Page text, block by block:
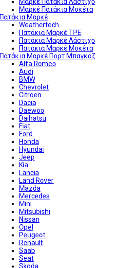
Μαρκέ Πατάκια Μοκέτα
Πατάκια Μαρκέ
Weathertech
Πατάκια Μαρκέ TPE
Πατάκια Μαρκέ Λάστιχο
Πατάκια Μαρκέ Μοκέτα
Πατάκια Μαρκέ Πορτ Μπαγκάζ
Alfa Romeo
Audi
BMW
Chevrolet
Citroen
Dacia
Daewoo
Daihatsu
Fiat
Ford
Honda
Hyundai
Jeep
Kia
Lancia
Land Rover
Mazda
Mercedes
Mini
Mitsubishi
Nissan
Opel
Peugeot
Renault
Saab
Seat
Skoda